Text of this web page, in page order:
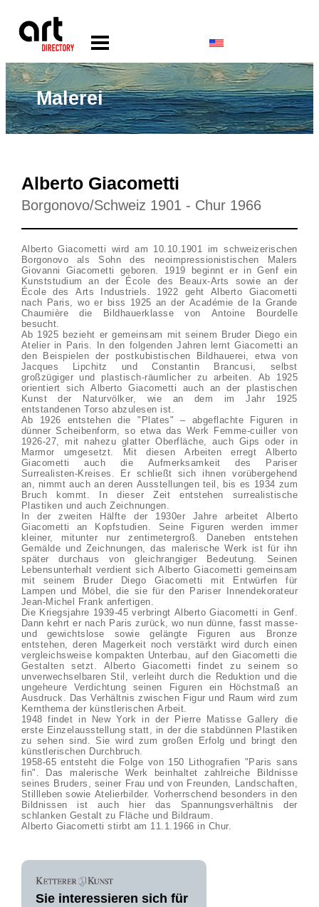
Malerei
Alberto Giacometti
Borgonovo/Schweiz 1901 - Chur 1966
Alberto Giacometti wird am 10.10.1901 im schweizerischen
Borgonovo als Sohn des neoimpressionistischen Malers
Giovanni Giacometti geboren. 1919 beginnt er in Genf ein
Kunststudium an der École des Beaux-Arts sowie an der
École des Arts Industriels. 1922 geht Alberto Giacometti
nach Paris, wo er biss 1925 an der Académie de la Grande
Chaumière die Bildhauerklasse von Antoine Bourdelle
besucht.
Ab 1925 bezieht er gemeinsam mit seinem Bruder Diego ein
Atelier in Paris. In den folgenden Jahren lernt Giacometti an
den Beispielen der postkubistischen Bildhauerei, etwa von
Jacques Lipchitz und Constantin Brancusi, selbst
großzügiger und plastisch-räumlicher zu arbeiten. Ab 1925
orientiert sich Alberto Giacometti auch an der plastischen
Kunst der Naturvölker, wie an dem im Jahr 1925
entstandenen Torso abzulesen ist.
Ab 1926 entstehen die "Plates" – abgeflachte Figuren in
dünner Scheibenform, so etwa das Werk Femme-cuiller von
1926-27, mit nahezu glatter Oberfläche, auch Gips oder in
Marmor umgesetzt. Mit diesen Arbeiten erregt Alberto
Giacometti auch die Aufmerksamkeit des Pariser
Surrealisten-Kreises. Er schließt sich ihnen vorübergehend
an, nimmt auch an deren Ausstellungen teil, bis es 1934 zum
Bruch kommt. In dieser Zeit entstehen surrealistische
Plastiken und auch Zeichnungen.
In der zweiten Hälfte der 1930er Jahre arbeitet Alberto
Giacometti an Kopfstudien. Seine Figuren werden immer
kleiner, mitunter nur zentimetergroß. Daneben entstehen
Gemälde und Zeichnungen, das malerische Werk ist für ihn
später durchaus von gleichrangiger Bedeutung. Seinen
Lebensunterhalt verdient sich Alberto Giacometti gemeinsam
mit seinem Bruder Diego Giacometti mit Entwürfen für
Lampen und Möbel, die sie für den Pariser Innendekorateur
Jean-Michel Frank anfertigen.
Die Kriegsjahre 1939-45 verbringt Alberto Giacometti in Genf.
Dann kehrt er nach Paris zurück, wo nun dünne, fasst masse-
und gewichtslose sowie gelängte Figuren aus Bronze
entstehen, deren Magerkeit noch verstärkt wird durch einen
vergleichsweise kompakten Unterbau, auf den Giacometti die
Gestalten setzt. Alberto Giacometti findet zu seinem so
unverwechselbaren Stil, verleiht durch die Reduktion und die
ungeheure Verdichtung seinen Figuren ein Höchstmaß an
Ausdruck. Das Verhältnis zwischen Figur und Raum wird zum
Kernthema der künstlerischen Arbeit.
1948 findet in New York in der Pierre Matisse Gallery die
erste Einzelausstellung statt, in der die stabdünnen Plastiken
zu sehen sind. Sie wird zum großen Erfolg und bringt den
künstlerischen Durchbruch.
1958-65 entsteht die Folge von 150 Lithografien "Paris sans
fin". Das malerische Werk beinhaltet zahlreiche Bildnisse
seines Bruders, seiner Frau und von Freunden, Landschaften,
Stillleben sowie Atelierbilder. Vorherrschend besonders in den
Bildnissen ist auch hier das Spannungsverhältnis der
schlanken Gestalt zu Fläche und Bildraum.
Alberto Giacometti stirbt am 11.1.1966 in Chur.
Sie interessieren sich für